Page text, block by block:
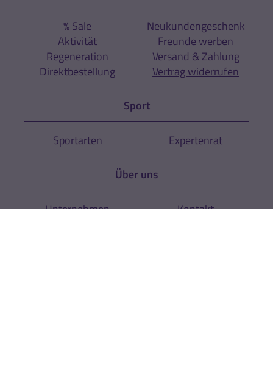
% Sale
Aktivität
Regeneration
Direktbestellung
Neukundengeschenk
Freunde werben
Versand & Zahlung
Vertrag widerrufen
Sport
Sportarten Expertenrat
Über uns
Unternehmen
Kontakt